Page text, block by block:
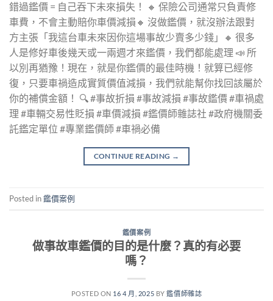
錯過鑑價 = 自己吞下未來損失！ 🔸 保險公司通常只負責修
車費，不會主動賠你車價減損🔸 沒做鑑價，就沒辦法跟對
方主張「我這台車未來因你這場事故少賣多少錢」🔸 很多
人是修好車後幾天或一兩週才來鑑價，我們都能處理 📣 所
以別再猶豫！現在，就是你鑑價的最佳時機！就算已經修
復，只要車禍造成實質價值減損，我們就能幫你找回該屬於
你的補償金額！ 🔍 #事故折損 #事故減損 #事故鑑價 #車禍處
理 #車輛交易性貶損 #車價減損 #鑑價師雜誌社 #政府機關委
託鑑定單位 #專業鑑價師 #車禍必備
CONTINUE READING →
Posted in鑑價案例
鑑價案例
做事故車鑑價的目的是什麼？真的有必要
嗎？
POSTED ON 16 4 月, 2025 BY鑑價師雜誌